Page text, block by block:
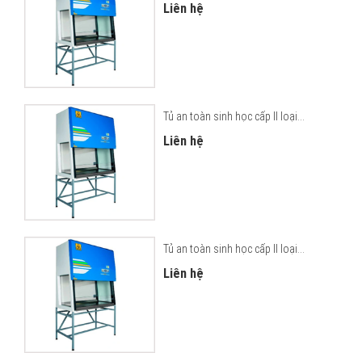
Liên hệ
Tủ an toàn sinh học cấp II loại...
Liên hệ
Tủ an toàn sinh học cấp II loại...
Liên hệ